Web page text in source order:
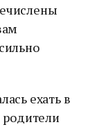
ехать в
родители